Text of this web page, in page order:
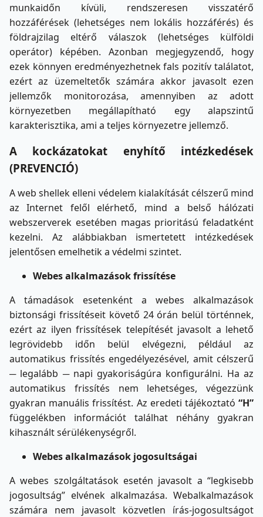
munkaidőn kívüli, rendszeresen visszatérő
hozzáférések (lehetséges nem lokális hozzáférés) és
földrajzilag eltérő válaszok (lehetséges külföldi
operátor) képében. Azonban megjegyzendő, hogy
ezek könnyen eredményezhetnek fals pozitív találatot,
ezért az üzemeltetők számára akkor javasolt ezen
jellemzők monitorozása, amennyiben az adott
környezetben megállapítható egy alapszintű
karakterisztika, ami a teljes környezetre jellemző.
A kockázatokat enyhítő intézkedések
(PREVENCIÓ)
A web shellek elleni védelem kialakítását célszerű mind
az Internet felől elérhető, mind a belső hálózati
webszerverek esetében magas prioritású feladatként
kezelni. Az alábbiakban ismertetett intézkedések
jelentősen emelhetik a védelmi szintet.
Webes alkalmazások frissítése
A támadások esetenként a webes alkalmazások
biztonsági frissítéseit követő 24 órán belül történnek,
ezért az ilyen frissítések telepítését javasolt a lehető
legrövidebb időn belül elvégezni, például az
automatikus frissítés engedélyezésével, amit célszerű
─ legalább ─ napi gyakoriságúra konfigurálni. Ha az
automatikus frissítés nem lehetséges, végezzünk
gyakran manuális frissítést. Az eredeti tájékoztató “H”
függelékben információt találhat néhány gyakran
kihasznált sérülékenységről.
Webes alkalmazások jogosultságai
A webes szolgáltatások esetén javasolt a “legkisebb
jogosultság” elvének alkalmazása. Webalkalmazások
számára nem javasolt közvetlen írás-jogosultságot